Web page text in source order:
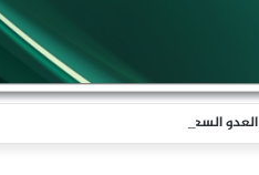
السعودي عقب ضربة الرويك والعبر